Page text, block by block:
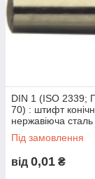
DIN 1 (ISO 2339;
70) : штифт
нержавіюча
301)
Під замовлення
від 0,01 ₴